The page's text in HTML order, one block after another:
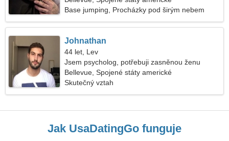
Base jumping, Procházky pod širým nebem
Johnathan
44 let, Lev
Jsem psycholog, potřebuji zasněnou ženu
Bellevue, Spojené státy americké
Skutečný vztah
Jak UsaDatingGo funguje